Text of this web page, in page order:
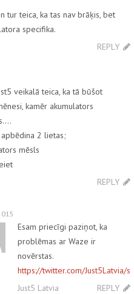
tur teica, ka tas nav brāķis, bet
specifika.
REPLY
veikalā teica, ka tā būšot
kamēr akumulators
2 lietas;
mēsls
REPLY
Esam priecīgi paziņot, ka
problēmas ar Waze ir
novērstas.
https://twitter.com/Just5Latvia/
Just5 Latvia
REPLY